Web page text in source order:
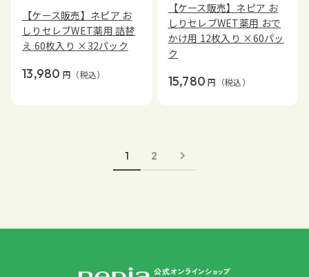
【ケース販売】ネピア お
しりセレブWET薬用 詰替
え 60枚入り ×32パック
13,980 円 （税込）
【ケース販売】ネピア お
しりセレブWET薬用 おで
かけ用 12枚入り ×60パッ
ク
15,780 円 （税込）
1 2